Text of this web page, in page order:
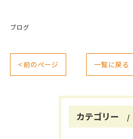
ブログ
< 前のページ 一覧に戻る
カテゴリー